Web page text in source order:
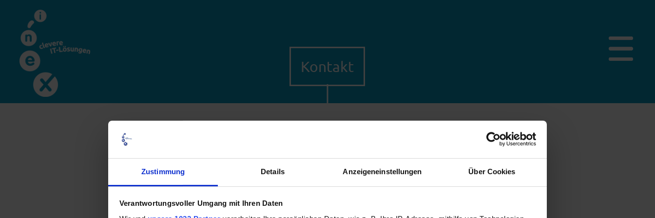
Zustimmung Details Anzeigeneinstellungen Über Cookies
Verantwortungsvoller Umgang mit Ihren Daten
Kontakt